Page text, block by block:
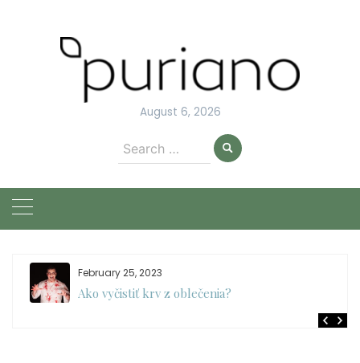
August 6, 2026
Search
for:
February 25, 2023
Ako vyčistiť krv z oblečenia?